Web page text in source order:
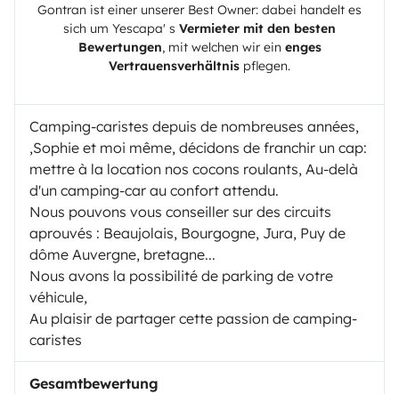
Gontran ist einer unserer Best Owner: dabei handelt es
sich um Yescapa' s Vermieter mit den besten
Bewertungen, mit welchen wir ein enges
Vertrauensverhältnis pflegen.
Camping-caristes depuis de nombreuses années,
,Sophie et moi même, décidons de franchir un cap:
mettre à la location nos cocons roulants, Au-delà
d'un camping-car au confort attendu.
Nous pouvons vous conseiller sur des circuits
aprouvés : Beaujolais, Bourgogne, Jura, Puy de
dôme Auvergne, bretagne...
Nous avons la possibilité de parking de votre
véhicule,
Au plaisir de partager cette passion de camping-
caristes
Gesamtbewertung